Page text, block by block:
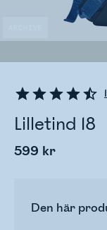
Lilletind 18
599 kr
Den här